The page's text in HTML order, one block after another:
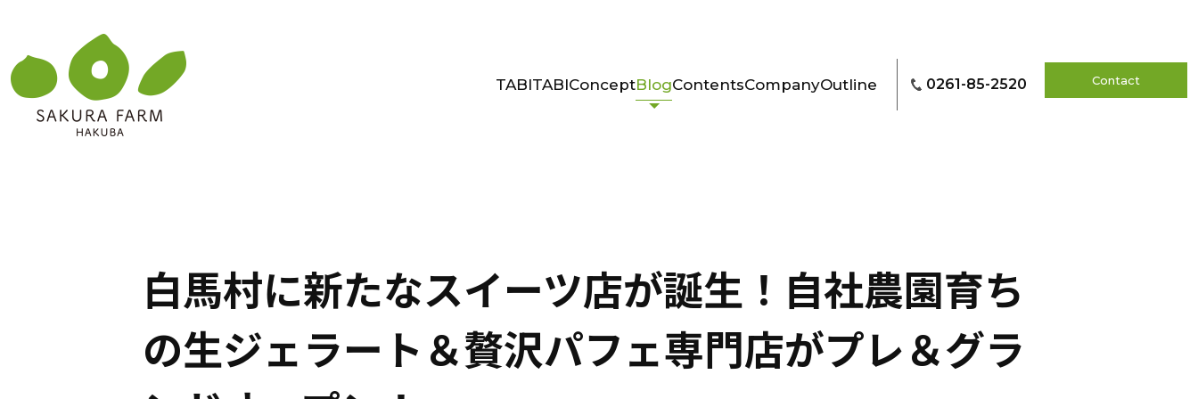
Contact
0261-85-2520
TABITABIConceptBlogContentsCompanyOutline
白馬村に新たなスイーツ店が誕生！自社農園育ち
の生ジェラート＆贅沢パフェ専門店がプレ＆グラ